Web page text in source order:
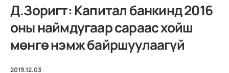
Д.Зоригт: Капитал банкинд 2016
оны наймдугаар сараас хойш
мөнгө нэмж байршуулаагүй
2019.12.03